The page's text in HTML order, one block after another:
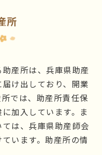
所
産所は、兵庫県助産
け出しており、開業
では、助産所責任保
加入しています。ま
は、兵庫県助産師会
います。助産所の情